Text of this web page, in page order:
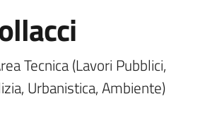
Tecnica (Lavori Pubblici,
Urbanistica, Ambiente)